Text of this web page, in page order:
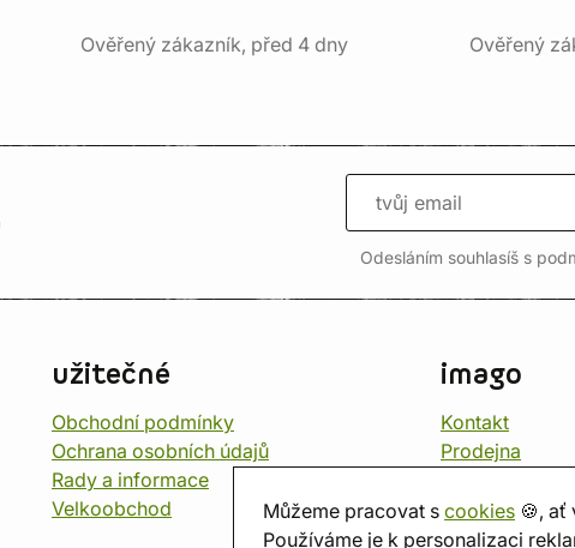
Můžeme pracovat s cookies 🍪, ať
Používáme je k personalizaci
Ověřený zákazník, před 4 dny Ověřený
Odesláním souhlasíš s
užitečné
Obchodní podmínky
Ochrana osobních údajů
Rady a informace
Velkoobchod
imago
Kontakt
Prodejna
O nás
Hodnocení